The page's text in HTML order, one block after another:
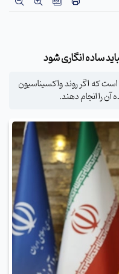
ساده انگاری شود
که اگر روند واکسیناسیون
را انجام دهند.